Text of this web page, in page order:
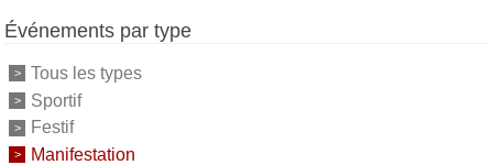
Événements par type
Tous les types
Sportif
Festif
Manifestation